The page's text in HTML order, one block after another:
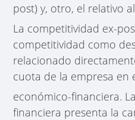
post) y, otro, el relativo
La competitividad ex-
competitividad como
relacionado
cuota de la empresa en
económico-financiera.
financiera presenta la